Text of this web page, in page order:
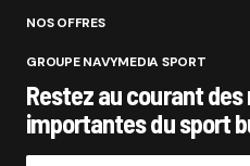
NOS OFFRES
GROUPE NAVYMEDIA SPORT
Restez au courant des
importantes du sport